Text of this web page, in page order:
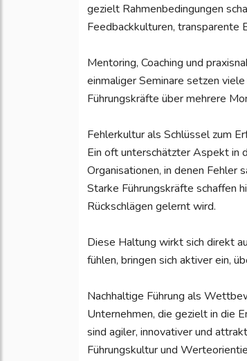
gezielt Rahmenbedingungen
Feedbackkulturen, transparente
Mentoring, Coaching und
einmaliger Seminare setzen
Führungskräfte über mehrere
Fehlerkultur als Schlüssel zum
Ein oft unterschätzter Aspekt in
Organisationen, in denen
Starke Führungskräfte schaffen
Rückschlägen gelernt wird.
Diese Haltung wirkt sich direkt
fühlen, bringen sich aktiver ein,
Nachhaltige Führung als
Unternehmen, die gezielt in die
sind agiler, innovativer und
Führungskultur und